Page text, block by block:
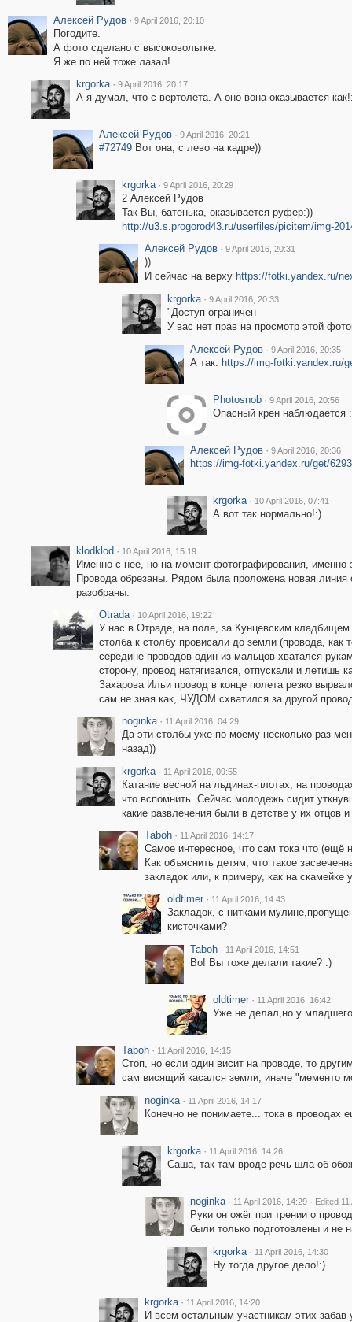
Алексей Рудов · 9 April 2016, 20:10
Погодите.
А фото сделано с высоковольтке.
Я же по ней тоже лазал!
krgorka · 9 April 2016, 20:17
А я думал, что с вертолета. А оно вона оказывается
Алексей Рудов · 9 April 2016, 20:21
#72749Вот она, с лево на кадре))
krgorka · 9 April 2016, 20:29
2 Алексей Рудов
Так Вы, батенька, оказывается руфер:))
http://u3.s.progorod43.ru/userfiles/picitem/img-
Алексей Рудов · 9 April 2016, 20:31
))
И сейчас на верху https://fotki.yandex.ru/
krgorka · 9 April 2016, 20:33
"Доступ ограничен
У вас нет прав на просмотр этой
Алексей Рудов · 9 April 2016, 20:35
А так. https://img-fotki.yandex.ru/
Photosnob · 9 April 2016, 20:56
Опасный крен наблюдается
Алексей Рудов · 9 April 2016, 20:36
https://img-fotki.yandex.ru/get/
krgorka · 10 April 2016, 07:41
А вот так нормально!:)
klodklod · 10 April 2016, 15:19
Именно с нее, но на момент фотографирования, именно
Провода обрезаны. Рядом была проложена новая
разобраны.
Otrada · 10 April 2016, 19:22
У нас в Отраде, на поле, за Кунцевским
столба к столбу провисали до земли (провода,
середине проводов один из мальцов хватался
сторону, провод натягивался, отпускали и летишь
Захарова Ильи провод в конце полета резко
сам не зная как, ЧУДОМ схватился за другой
noginka · 11 April 2016, 04:29
Да эти столбы уже по моему несколько раз
назад))
krgorka · 11 April 2016, 09:55
Катание весной на льдинах-плотах, на
что вспомнить. Сейчас молодежь сидит
какие развлечения были в детстве у их отцов
Taboh · 11 April 2016, 14:17
Самое интересное, что сам тока что
Как объяснить детям, что такое
закладок или, к примеру, как на
oldtimer · 11 April 2016, 14:43
Закладок, с нитками
кисточками?
Taboh · 11 April 2016, 14:51
Во! Вы тоже делали такие? :)
oldtimer · 11 April 2016, 16:42
Уже не делал,но у
Taboh · 11 April 2016, 14:15
Стоп, но если один висит на проводе, то
сам висящий касался земли, иначе "мементо
noginka · 11 April 2016, 14:17
Конечно не понимаете... тока в проводах
krgorka · 11 April 2016, 14:26
Саша, так там вроде речь шла об
noginka · 11 April 2016, 14:29 · Edited
Руки он ожёг при трении о
были только подготовлены и не
krgorka · 11 April 2016, 14:30
Ну тогда другое дело!:)
krgorka · 11 April 2016, 14:20
И всем остальным участникам этих